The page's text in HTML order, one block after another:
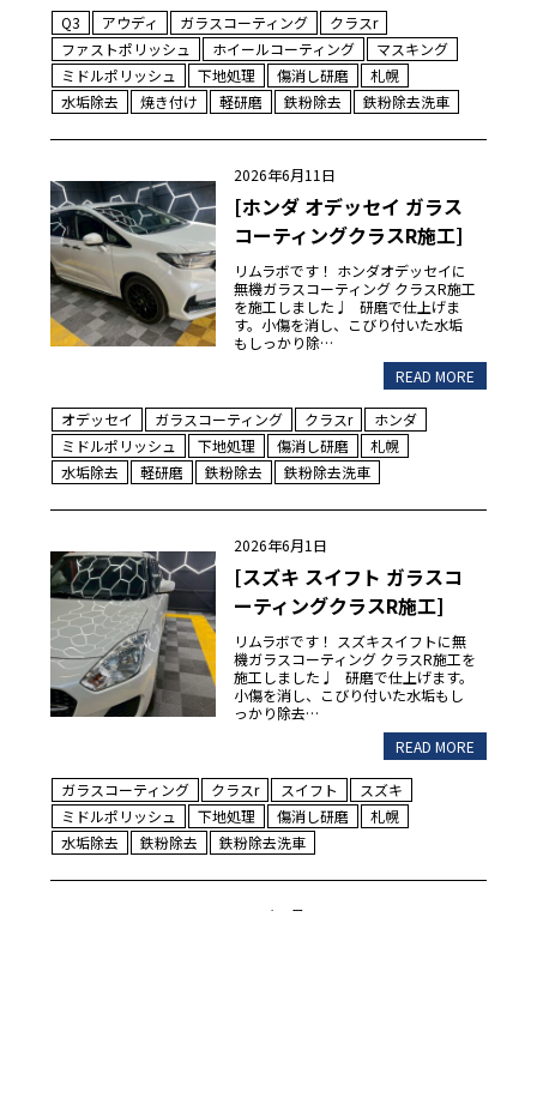
Q3 アウディ ガラスコーティング
クラスr
ファストポリッシュ
ホイールコーティング
マスキング
ミドルポリッシュ
下地処理 傷消し研磨
札幌
水垢除去
焼き付け 軽研磨 鉄粉除去 鉄粉除去洗車
2026年6月11日
[ホンダ オデッセイ ガラス
コーティングクラスR施工]
リムラボです！ ホンダオデッセイに
無機ガラスコーティング クラスR施工
を施工しました♩ 研磨で仕上げま
す。小傷を消し、こびり付いた水垢
もしっかり除…
READ MORE
オデッセイ ガラスコーティング クラスr
ホンダ
ミドルポリッシュ
下地処理 傷消し研磨
札幌
水垢除去
軽研磨 鉄粉除去 鉄粉除去洗車
2026年6月1日
[スズキ スイフト ガラスコ
ーティングクラスR施工]
リムラボです！ スズキスイフトに無
機ガラスコーティング クラスR施工を
施工しました♩ 研磨で仕上げます。
小傷を消し、こびり付いた水垢もし
っかり除去…
READ MORE
ガラスコーティング クラスr スイフト
スズキ
ミドルポリッシュ
下地処理 傷消し研磨
札幌
水垢除去
鉄粉除去 鉄粉除去洗車
2026年5月11日